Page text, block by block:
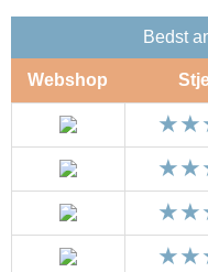
Bedst
Webshop